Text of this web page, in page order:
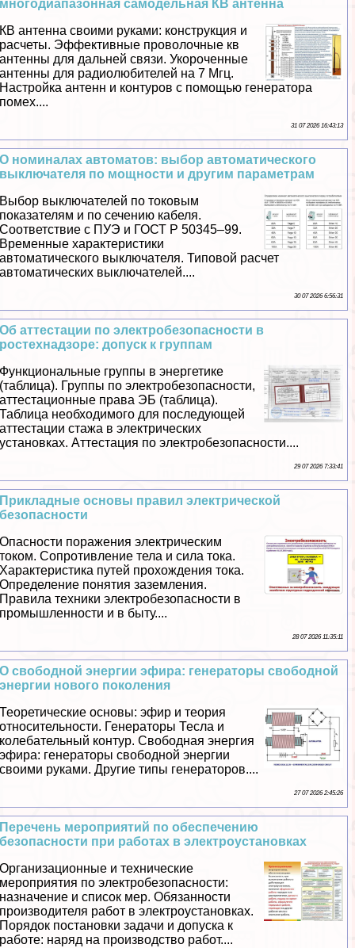
многодиапазонная самодельная КВ антенна
КВ антенна своими руками: конструкция и
расчеты. Эффективные проволочные кв
антенны для дальней связи. Укороченные
антенны для радиолюбителей на 7 Мгц.
Настройка антенн и контуров с помощью генератора
помех....
31 07 2026 16:43:13
О номиналах автоматов: выбор автоматического
выключателя по мощности и другим параметрам
Выбор выключателей по токовым
показателям и по сечению кабеля.
Соответствие с ПУЭ и ГОСТ Р 50345–99.
Временные хаpaктеристики
автоматического выключателя. Типовой расчет
автоматических выключателей....
30 07 2026 6:56:31
Об аттестации по электробезопасности в
ростехнадзоре: допуск к группам
Функциональные группы в энергетике
(таблица). Группы по электробезопасности,
аттестационные права ЭБ (таблица).
Таблица необходимого для последующей
аттестации стажа в электрических
установках. Аттестация по электробезопасности....
29 07 2026 7:33:41
Прикладные основы правил электрической
безопасности
Опасности поражения электрическим
током. Сопротивление тела и сила тока.
Хаpaктеристика путей прохождения тока.
Определение понятия заземления.
Правила техники электробезопасности в
промышленности и в быту....
28 07 2026 11:35:11
О свободной энергии эфира: генераторы свободной
энергии нового поколения
Теоретические основы: эфир и теория
относительности. Генераторы Тесла и
колебательный контур. Свободная энергия
эфира: генераторы свободной энергии
своими руками. Другие типы генераторов....
27 07 2026 2:45:26
Перечень мероприятий по обеспечению
безопасности при работах в электроустановках
Организационные и технические
мероприятия по электробезопасности:
назначение и список мер. Обязанности
производителя работ в электроустановках.
Порядок постановки задачи и допуска к
работе: наряд на производство работ....